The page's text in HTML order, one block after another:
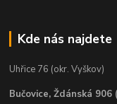
Kde nás najdete
Uhřice 76 (okr. Vyškov)
Bučovice, Ždánská 906